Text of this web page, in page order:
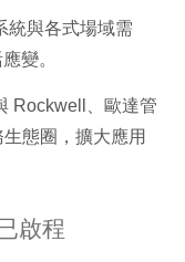
統與各式場域需
變。
Rockwell、歐達管
態圈，擴大應用
啟程